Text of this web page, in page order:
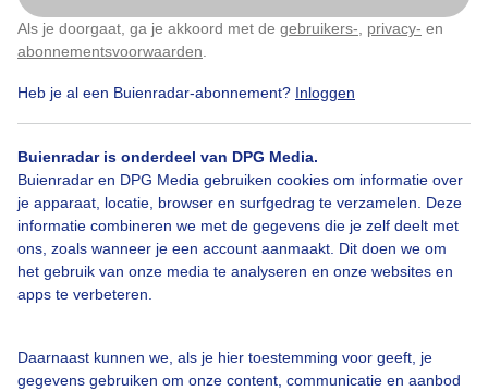
Als je doorgaat, ga je akkoord met de gebruikers- privacy- en
abonnementsvoorwaarden
Heb je al een Buienradar-abonnement? Inloggen
Buienradar is onderdeel van DPG Media.
Buienradar en DPG Media gebruiken cookies om informatie over
je apparaat, locatie, browser en surfgedrag te verzamelen. Deze
informatie combineren we met de gegevens die je zelf deelt met
ons, zoals wanneer je een account aanmaakt. Dit doen we om
het gebruik van onze media te analyseren en onze websites en
apps te verbeteren.
Daarnaast kunnen we, als je hier toestemming voor geeft, je
gegevens gebruiken om onze content, communicatie en aanbod
Door: Joost Mooij Gemaakt: 14-10-2025, 29x bekeken
Bekijk slideshow
Een moment geduld aub...
Klik hierom dit aan te passen